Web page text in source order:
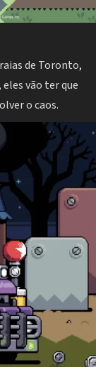
de Toronto,
vão ter que
o caos.